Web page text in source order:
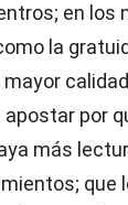
en los
la
por
más
que